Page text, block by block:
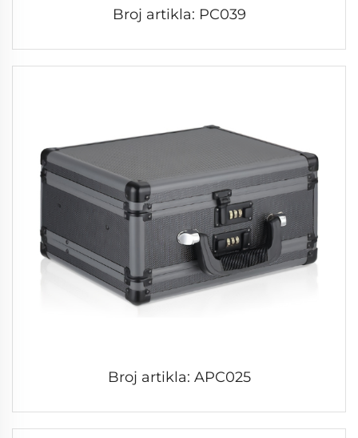
Broj artikla: PC039
Broj artikla: APC025